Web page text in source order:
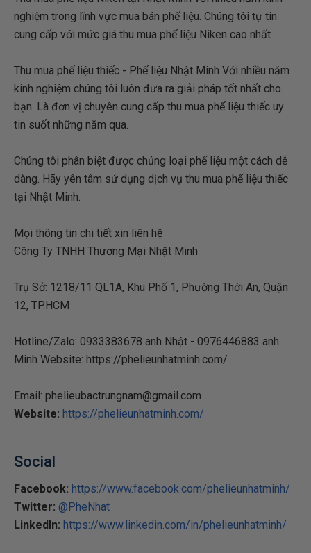
nghiệm trong lĩnh vực mua bán phế liệu. Chúng tôi tự tin
cung cấp với mức giá thu mua phế liệu Niken cao nhất
Thu mua phế liệu thiếc - Phế liệu Nhật Minh Với nhiều năm
kinh nghiệm chúng tôi luôn đưa ra giải pháp tốt nhất cho
bạn. Là đơn vị chuyên cung cấp thu mua phế liệu thiếc uy
tin suốt những năm qua.
Chúng tôi phân biệt được chủng loại phế liệu một cách dễ
dàng. Hãy yên tâm sử dụng dịch vụ thu mua phế liệu thiếc
tại Nhật Minh.
Mọi thông tin chi tiết xin liên hệ
Công Ty TNHH Thương Mại Nhật Minh
Trụ Sở: 1218/11 QL1A, Khu Phố 1, Phường Thới An, Quận
12, TP.HCM
Hotline/Zalo: 0933383678 anh Nhật - 0976446883 anh
Minh Website: https://phelieunhatminh.com/
Email: phelieubactrungnam@gmail.com
Website: https://phelieunhatminh.com/
Social
Facebook: https://www.facebook.com/phelieunhatminh/
Twitter: @PheNhat
LinkedIn: https://www.linkedin.com/in/phelieunhatminh/